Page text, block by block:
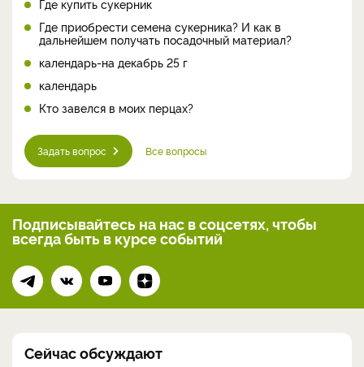
Где купить сукерник
Где приобрести семена сукерника? И как в
дальнейшем получать посадочный материал?
календарь-на декабрь 25 г
календарь
Кто завелся в моих перцах?
Задать вопрос Все вопросы
Подписывайтесь на нас в соцсетях, чтобы
всегдабыть в курсе событий
Сейчас обсуждают